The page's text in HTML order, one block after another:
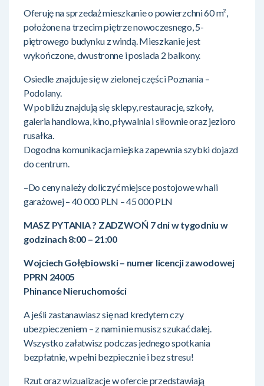
Oferuję na sprzedaż mieszkanie o powierzchni 60 m²,
położone na trzecim piętrze nowoczesnego, 5-
piętrowego budynku z windą. Mieszkanie jest
wykończone, dwustronne i posiada 2 balkony.
Osiedle znajduje się w zielonej części Poznania –
Podolany.
W pobliżu znajdują się sklepy, restauracje, szkoły,
galeria handlowa, kino, pływalnia i siłownie oraz jezioro
rusałka.
Dogodna komunikacja miejska zapewnia szybki dojazd
do centrum.
–Do ceny należy doliczyć miejsce postojowe w hali
garażowej – 40 000 PLN – 45 000 PLN
MASZ PYTANIA ? ZADZWOŃ 7 dni w tygodniu w
godzinach 8:00 – 21:00
Wojciech Gołębiowski – numer licencji zawodowej
PPRN 24005
Phinance Nieruchomości
A jeśli zastanawiasz się nad kredytem czy
ubezpieczeniem – z nami nie musisz szukać dalej.
Wszystko załatwisz podczas jednego spotkania
bezpłatnie, w pełni bezpiecznie i bez stresu!
Rzut oraz wizualizacje w ofercie przedstawiają